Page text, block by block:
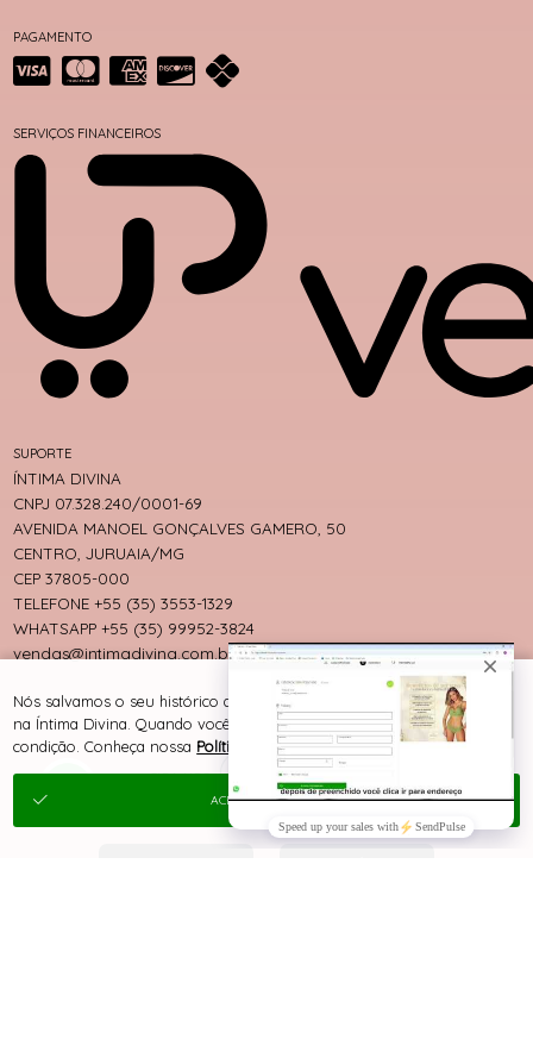
PAGAMENTO
SERVIÇOS FINANCEIROS
SUPORTE
ÍNTIMA DIVINA
CNPJ 07.328.240/0001-69
AVENIDA MANOEL GONÇALVES GAMERO, 50
CENTRO, JURUAIA/MG
CEP 37805-000
TELEFONE +55 (35) 3553-1329
WHATSAPP +55 (35) 99952-3824
vendas@intimadivina.com.br
Nós salvamos o seu histórico de uso pra oferecer a melhor experiência
na Íntima Divina. Quando você navega no nosso site, aceita esta
condição. Conheça nossa Política de Cookies e Privacidade.
ACEITAR E FECHAR